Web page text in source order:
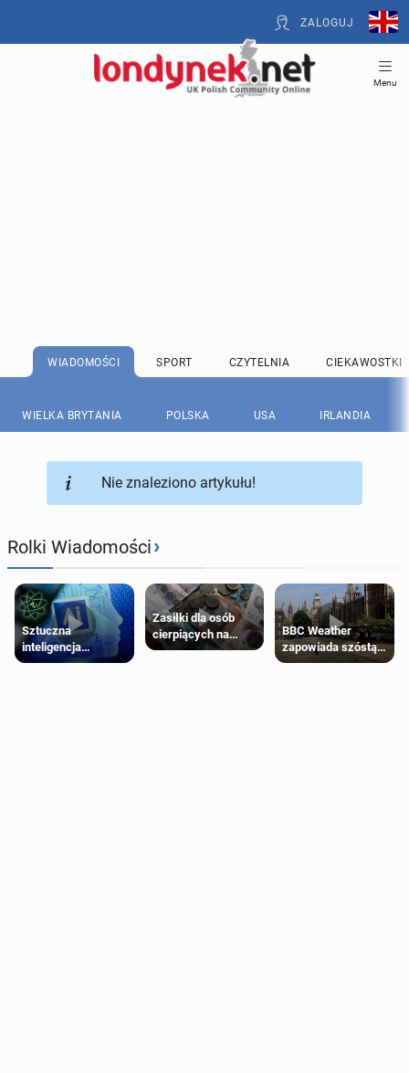
ZALOGUJ
Menu
WIADOMOŚCI SPORT CZYTELNIA CIEKAWOSTKI
WIELKA BRYTANIA POLSKA USA IRLANDIA
Nie znaleziono artykułu!
Rolki Wiadomości›
Sztuczna
inteligencja
próbowała oszukać
Zasiłki dla osób
cierpiących na
schorzenia
BBC Weather
zapowiada szóstą
falę upałów w